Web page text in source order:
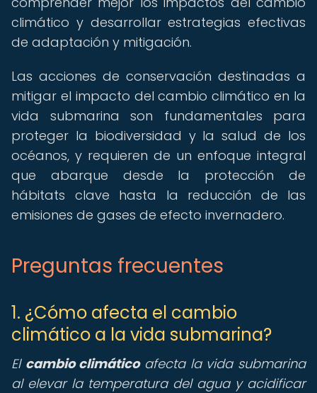
climático y desarrollar estrategias efectivas
de adaptación y mitigación.
Las acciones de conservación destinadas a
mitigar el impacto del cambio climático en la
vida submarina son fundamentales para
proteger la biodiversidad y la salud de los
océanos, y requieren de un enfoque integral
que abarque desde la protección de
hábitats clave hasta la reducción de las
emisiones de gases de efecto invernadero.
Preguntas frecuentes
1. ¿Cómo afecta el cambio
climático a la vida submarina?
El cambio climáticoafecta la vida submarina
al elevar la temperatura del agua y acidificar